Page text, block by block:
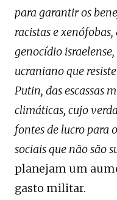
para garantir os
racistas e
genocídio
ucraniano que
Putin, das escassas
climáticas, cujo
fontes de lucro para
sociais que não são
planejam um
gasto militar.